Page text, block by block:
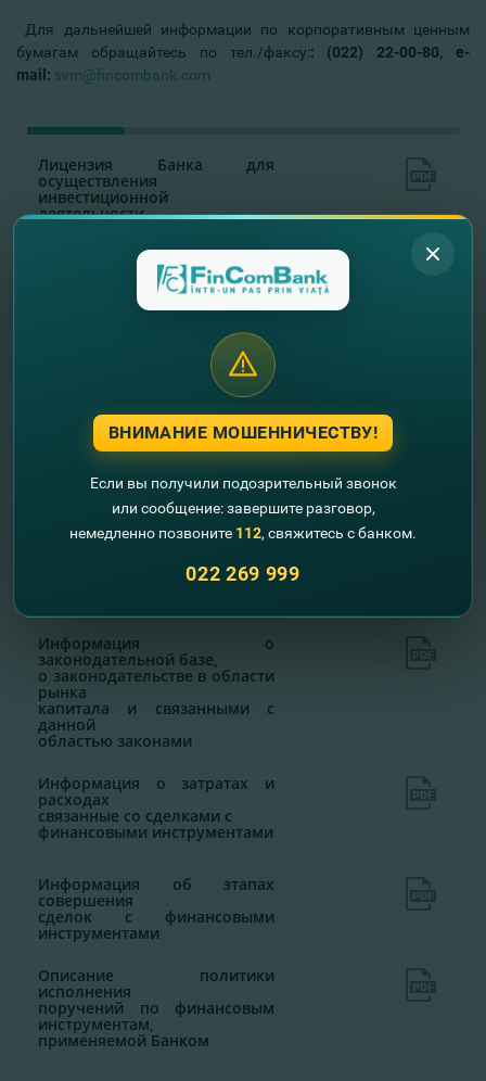
Для дальнейшей информации по корпоративным ценным
бумагам обращайтесь по тел./факсу:: (022) 22-00-80, e-
mail : svm@fincombank.com
Лицензия Банка для
осуществления
инвестиционной
деятельности
Список сотрудников,
квалификационными
сертификатами
с клиентами по
Банковские тарифы
по проведению операций с
Фонд компенсации
инвесторам
Информация о категориях
Информация о
законодательной базе,
о законодательстве в области
рынка
капитала и связанными с
данной
областью законами
Информация о затратах и
расходах
связанные со сделками с
финансовыми инструментами
Информация об этапах
совершения
сделок с финансовыми
инструментами
Описание политики
исполнения
поручений по финансовым
инструментам,
применяемой Банком
ВНИМАНИЕ МОШЕННИЧЕСТВУ!
Если вы получили подозрительный звонок
или сообщение: завершите разговор,
немедленно позвоните 112, свяжитесь с банком.
022 269 999